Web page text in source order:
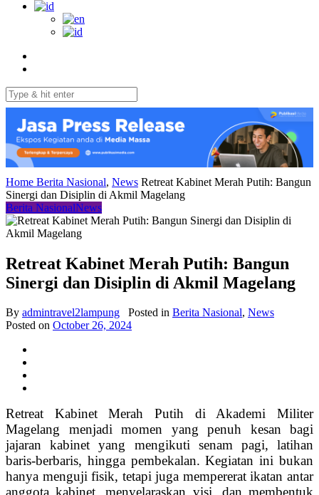
Home Berita Nasional, News Retreat Kabinet Merah Putih: Bangun
Sinergi dan Disiplin di Akmil Magelang
Berita NasionalNews
Retreat Kabinet Merah Putih: Bangun
Sinergi dan Disiplin di Akmil Magelang
By admintravel2lampung Posted in Berita Nasional, News
Posted on October 26, 2024
Retreat Kabinet Merah Putih di Akademi Militer
Magelang menjadi momen yang penuh kesan bagi
jajaran kabinet yang mengikuti senam pagi, latihan
baris-berbaris, hingga pembekalan. Kegiatan ini bukan
hanya menguji fisik, tetapi juga mempererat ikatan antar